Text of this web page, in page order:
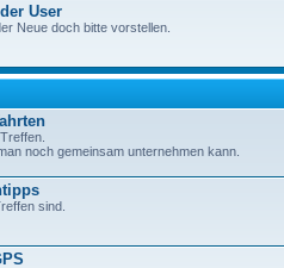
User
Neue doch bitte vorstellen.
noch gemeinsam unternehmen kann.
sind.